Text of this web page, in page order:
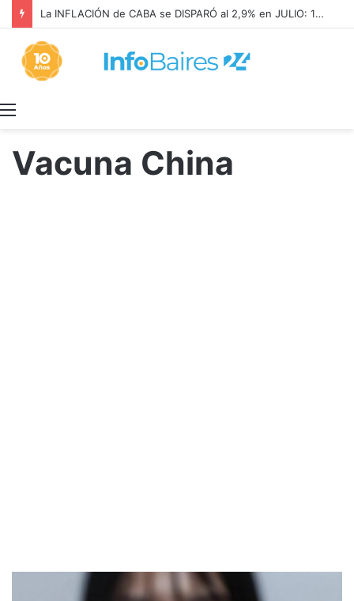
La INFLACIÓN de CABA se DISPARÓ al 2,9% en JULIO: 19,4% en 2026
Vacuna China